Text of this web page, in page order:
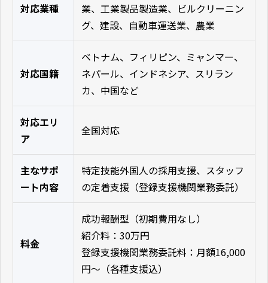
対応業種
業、工業製品製造業、ビルクリーニン
グ、建設、自動車運送業、農業
対応国籍
ベトナム、フィリピン、ミャンマー、
ネパール、インドネシア、スリラン
カ、中国など
対応エリ
ア
全国対応
主なサポ
ート内容
特定技能外国人の採用支援、スタッフ
の定着支援（登録支援機関業務委託）
料金
成功報酬型（初期費用なし）
紹介料：30万円
登録支援機関業務委託料：月額16,000
円～（各種支援込）